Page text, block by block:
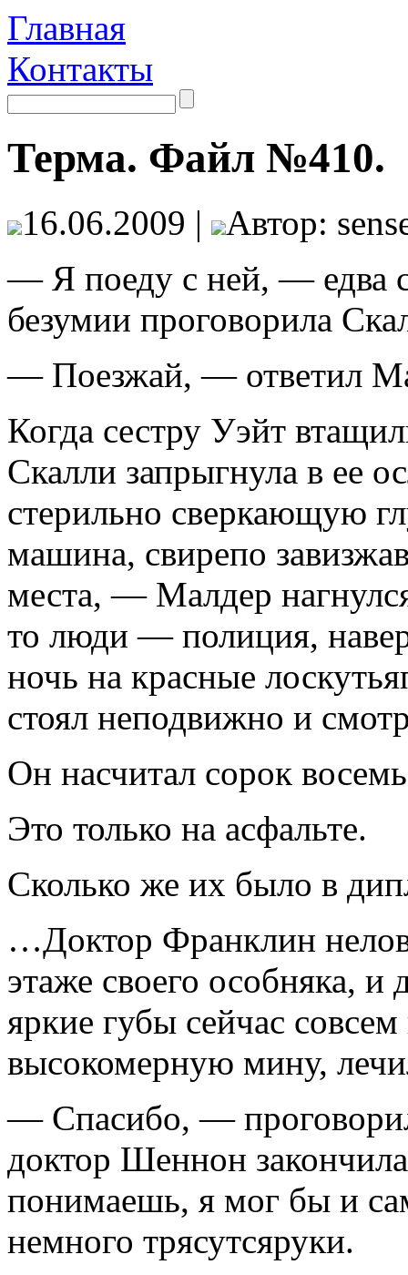
Главная
Контакты
Терма. Файл №410.
16.06.2009 |
Автор:
— Я поеду с ней, — едва
безумии проговорила
— Поезжай, — ответил
Когда сестру Уэйт
Скалли запрыгнула в ее
стерильно сверкающую
машина, свирепо
места, — Малдер
то люди — полиция,
ночь на красные
стоял неподвижно и
Он насчитал сорок
Это только на асфальте.
Сколько же их было в
…Доктор Франклин
этаже своего особняка,
яркие губы сейчас
высокомерную мину,
— Спасибо, —
доктор Шеннон
понимаешь, я мог бы и
немного трясутсяруки.